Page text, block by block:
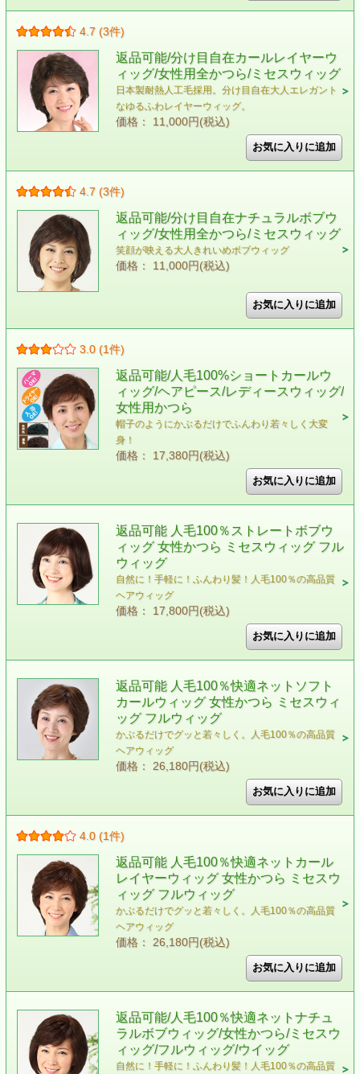
4.7 (3件)
返品可能/分け目自在カールレイヤーウ
ィッグ/女性用全かつら/ミセスウィッグ
日本製耐熱人工毛採用。分け目自在大人エレガント
なゆるふわレイヤーウィッグ。
価格： 11,000円(税込)
4.7 (3件)
返品可能/分け目自在ナチュラルボブウ
ィッグ/女性用全かつら/ミセスウィッグ
笑顔が映える大人きれいめボブウィッグ
価格： 11,000円(税込)
3.0 (1件)
返品可能/人毛100%ショートカールウ
ィッグ/ヘアピース/レディースウィッグ/
女性用かつら
帽子のようにかぶるだけでふんわり若々しく大変
身！
価格： 17,380円(税込)
返品可能 人毛100％ストレートボブウ
ィッグ 女性かつら ミセスウィッグ フル
ウィッグ
自然に！手軽に！ふんわり髪！人毛100％の高品質
ヘアウィッグ
価格： 17,800円(税込)
返品可能 人毛100％快適ネットソフト
カールウィッグ 女性かつら ミセスウィ
ッグ フルウィッグ
かぶるだけでグッと若々しく。人毛100％の高品質
ヘアウィッグ
価格： 26,180円(税込)
4.0 (1件)
返品可能 人毛100％快適ネットカール
レイヤーウィッグ 女性かつら ミセスウ
ィッグ フルウィッグ
かぶるだけでグッと若々しく。人毛100％の高品質
ヘアウィッグ
価格： 26,180円(税込)
返品可能/人毛100％快適ネットナチュ
ラルボブウィッグ/女性かつら/ミセスウ
ィッグ/フルウィッグ/ウイッグ
自然に！手軽に！ふんわり髪！人毛100％の高品質